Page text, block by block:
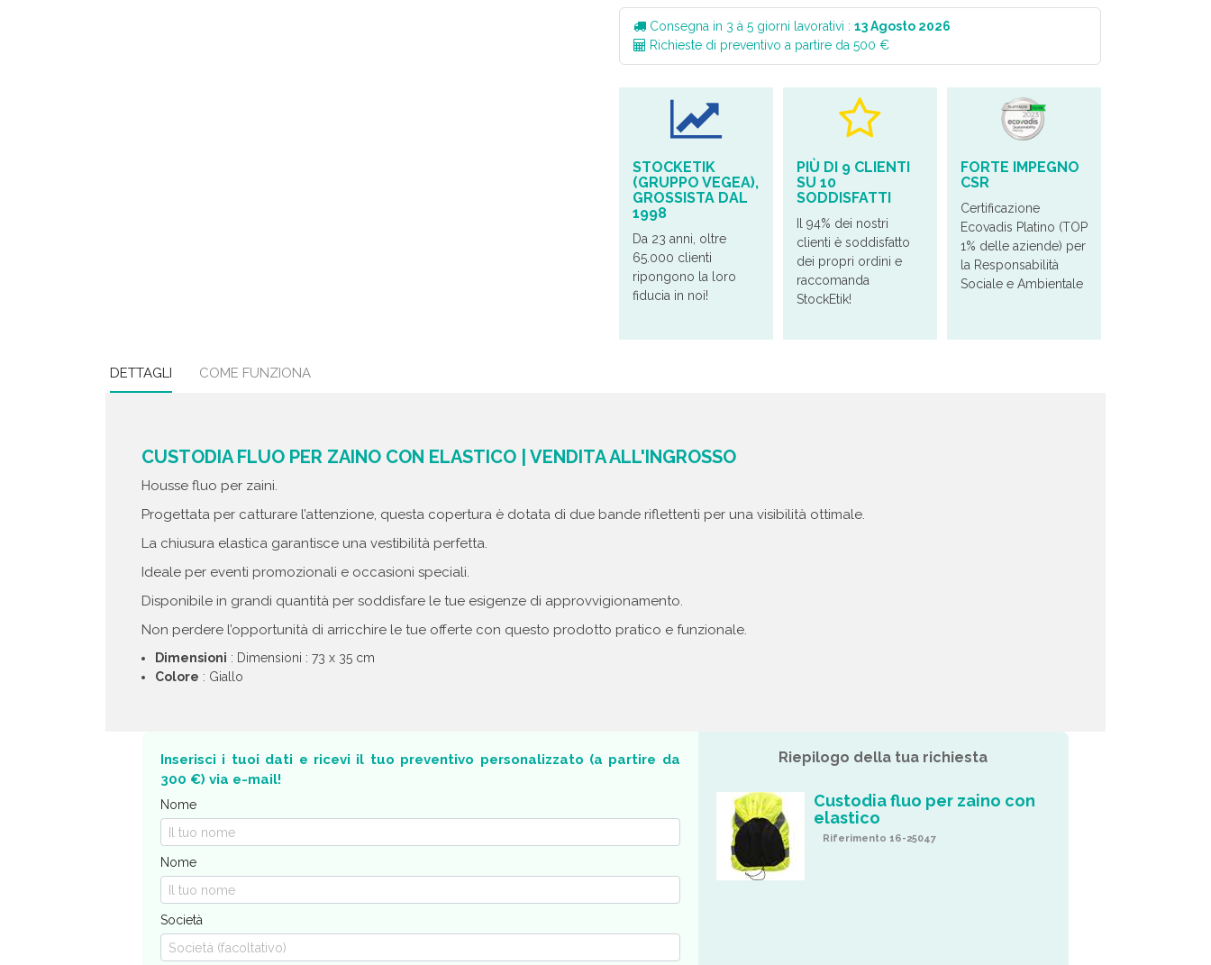
Consegna in 3 à 5 giorni lavorativi : 13 Agosto 2026
Richieste di preventivo a partire da 500 €
STOCKETIK
(GRUPPO VEGEA),
GROSSISTA DAL
1998
Da 23 anni, oltre
65.000 clienti
ripongono la loro
fiducia in noi!
PIÙ DI 9 CLIENTI
SU 10
SODDISFATTI
Il 94% dei nostri
clienti è soddisfatto
dei propri ordini e
raccomanda
StockEtik!
FORTE IMPEGNO
CSR
Certificazione
Ecovadis Platino (TOP
1% delle aziende) per
la Responsabilità
Sociale e Ambientale
DETTAGLI COME FUNZIONA
CUSTODIA FLUO PER ZAINO CON ELASTICO | VENDITA ALL'INGROSSO
Housse fluo per zaini.
Progettata per catturare l’attenzione, questa copertura è dotata di due bande riflettenti per una visibilità ottimale.
La chiusura elastica garantisce una vestibilità perfetta.
Ideale per eventi promozionali e occasioni speciali.
Disponibile in grandi quantità per soddisfare le tue esigenze di approvvigionamento.
Non perdere l’opportunità di arricchire le tue offerte con questo prodotto pratico e funzionale.
Dimensioni : Dimensioni : 73 x 35 cm
Colore : Giallo
Inserisci i tuoi dati e ricevi il tuo preventivo personalizzato (a partire da
300 €) via e-mail!
Nome
Nome
Società
Riepilogo della tua richiesta
Custodia fluo per zaino con
elastico
Riferimento 16-25047